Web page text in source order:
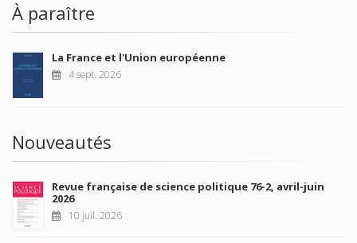
À paraître
La France et l'Union européenne
4 sept. 2026
Nouveautés
Revue française de science politique 76-2, avril-juin
2026
10 juil. 2026